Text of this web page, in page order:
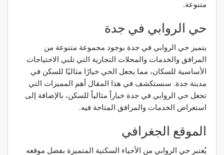
متنوعة.
حي الروابي في جدة
يتميز حي الروابي في جدة بوجود مجموعة متنوعة من
المرافق والخدمات والمحلات التجارية التي تلبي الاحتياجات
الأساسية للسكان، مما يجعل الحي خيارًا مثاليًا للسكن في
مدينة جدة. سنستكشف في هذا المقال أهم المميزات التي
تجعل حي الروابي في جدة خياراً مثالياً للسكن، بالإضافة إلى
استعراض الخدمات والمرافق المتاحة فيه.
الموقع الجغرافي
يُعتبر حي الروابي من الأحياء السكنية المتميزة بفضل موقعه